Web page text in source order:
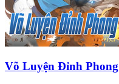
Võ Luyện Đỉnh Phong